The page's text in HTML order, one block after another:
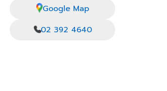
Google Map
02 392 4640